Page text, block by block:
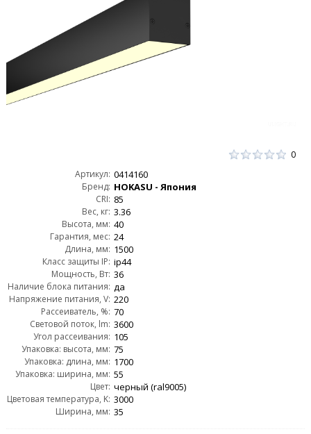
0
Артикул: 0414160
Бренд: HOKASU - Япония
CRI: 85
Вес, кг: 3.36
Высота, мм: 40
Гарантия, мес: 24
Длина, мм: 1500
Класс защиты IP: ip44
Мощность, Вт: 36
Наличие блока питания: да
Напряжение питания, V: 220
Рассеиватель, %: 70
Световой поток, lm: 3600
Угол рассеивания: 105
Упаковка: высота, мм: 75
Упаковка: длина, мм: 1700
Упаковка: ширина, мм: 55
Цвет: черный (ral9005)
Цветовая температура, K: 3000
Ширина, мм: 35